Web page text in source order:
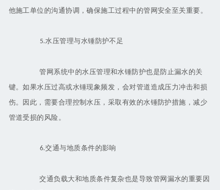
他施工单位的沟通协调，确保施工过程中的管网安全至关重要。
5.水压管理与水锤防护不足
管网系统中的水压管理和水锤防护也是防止漏水的关
键。如果水压过高或水锤现象频发，会对管道造成压力冲击和损
伤。因此，需要合理控制水压，采取有效的水锤防护措施，减少
管道受损的风险。
6.交通与地质条件的影响
交通负载大和地质条件复杂也是导致管网漏水的重要因